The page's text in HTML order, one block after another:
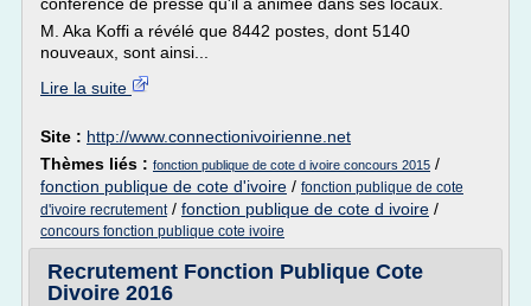
M. Aka Koffi a révélé que 8442 postes, dont 5140
nouveaux, sont ainsi...
Lire la suite
Site : http://www.connectionivoirienne.net
Thèmes liés : fonction publique de cote d ivoire concours 2015 /
fonction publique de cote d'ivoire / fonction publique de cote
d'ivoire recrutement/ fonction publique de cote d ivoire /
concours fonction publique cote ivoire
Recrutement Fonction Publique Cote
Divoire 2016